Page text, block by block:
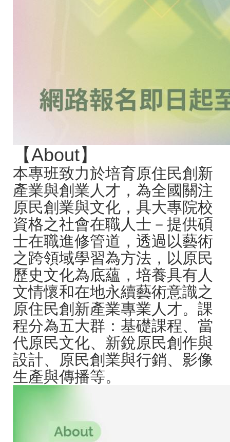
【About】
本專班致力於培育原住民創新
產業與創業人才，為全國關注
原民創業與文化，具大專院校
資格之社會在職人士－提供碩
士在職進修管道，透過以藝術
之跨領域學習為方法，以原民
歷史文化為底蘊，培養具有人
文情懷和在地永續藝術意識之
原住民創新產業專業人才。課
程分為五大群：基礎課程、當
代原民文化、新銳原民創作與
設計、原民創業與行銷、影像
生產與傳播等。